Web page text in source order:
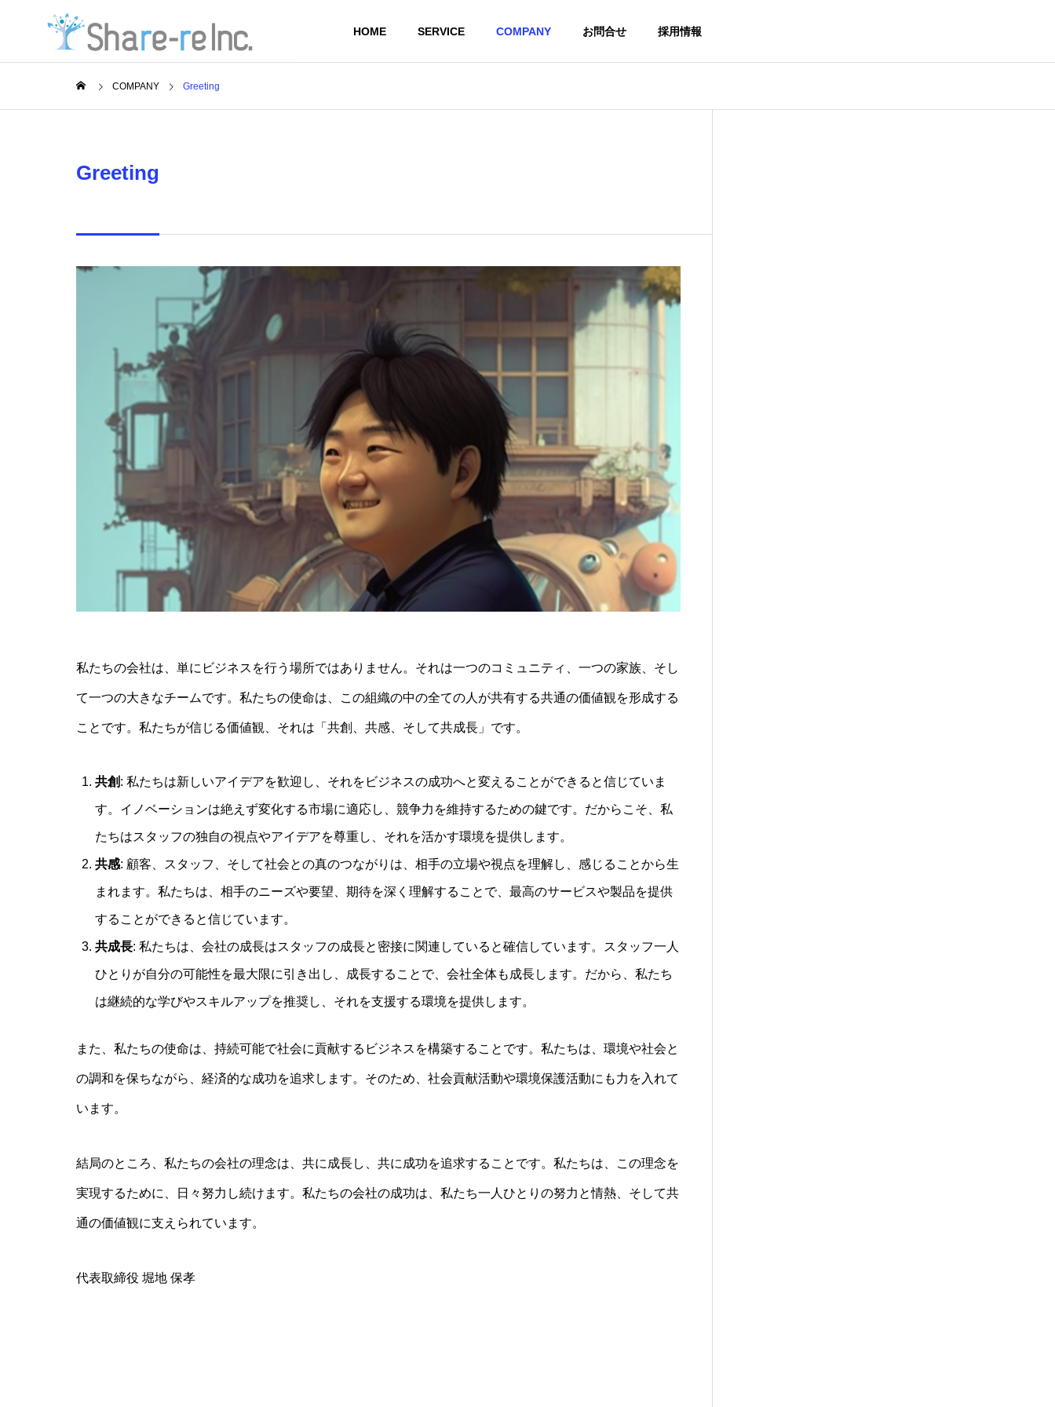
HOME SERVICE COMPANY お問合せ 採用情報
ITトータルソリューション シャイニートレカ
Social contributions
COMPANY Greeting
Greeting
私たちの会社は、単にビジネスを行う場所ではありません。それは一つのコミュニティ、一つの家族、そし
て一つの大きなチームです。私たちの使命は、この組織の中の全ての人が共有する共通の価値観を形成する
ことです。私たちが信じる価値観、それは「共創、共感、そして共成長」です。
共創 : 私たちは新しいアイデアを歓迎し、それをビジネスの成功へと変えることができると信じていま
す。イノベーションは絶えず変化する市場に適応し、競争力を維持するための鍵です。だからこそ、私
たちはスタッフの独自の視点やアイデアを尊重し、それを活かす環境を提供します。
共感: 顧客、スタッフ、そして社会との真のつながりは、相手の立場や視点を理解し、感じることから生
まれます。私たちは、相手のニーズや要望、期待を深く理解することで、最高のサービスや製品を提供
することができると信じています。
共成長: 私たちは、会社の成長はスタッフの成長と密接に関連していると確信しています。スタッフ一人
ひとりが自分の可能性を最大限に引き出し、成長することで、会社全体も成長します。だから、私たち
は継続的な学びやスキルアップを推奨し、それを支援する環境を提供します。
また、私たちの使命は、持続可能で社会に貢献するビジネスを構築することです。私たちは、環境や社会と
の調和を保ちながら、経済的な成功を追求します。そのため、社会貢献活動や環境保護活動にも力を入れて
います。
結局のところ、私たちの会社の理念は、共に成長し、共に成功を追求することです。私たちは、この理念を
実現するために、日々努力し続けます。私たちの会社の成功は、私たち一人ひとりの努力と情熱、そして共
通の価値観に支えられています。
代表取締役 堀地 保孝